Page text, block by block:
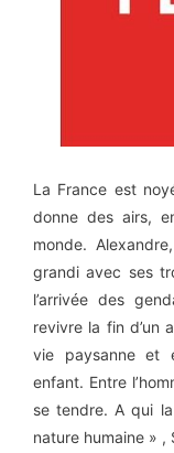
La France est
donne des airs,
monde.
grandi avec ses
l’arrivée des
revivre la fin d’un
vie paysanne et
enfant. Entre
se tendre. A qui
nature humaine »